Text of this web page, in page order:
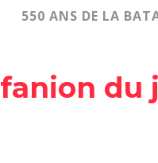
550 ANS DE LA
fanion du